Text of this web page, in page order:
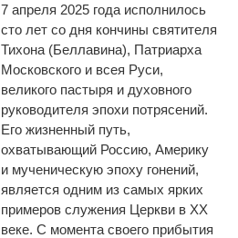
7 апреля 2025 года исполнилось
сто лет со дня кончины святителя
Тихона (Беллавина), Патриарха
Московского и всея Руси,
великого пастыря и духовного
руководителя эпохи потрясений.
Его жизненный путь,
охватывающий Россию, Америку
и мученическую эпоху гонений,
является одним из самых ярких
примеров служения Церкви в XX
веке. С момента своего прибытия